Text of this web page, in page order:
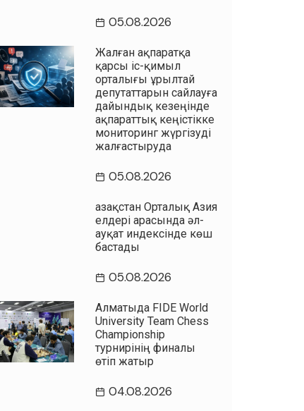
05.08.2026
Жалған ақпаратқа
қарсы іс-қимыл
орталығы Құрылтай
депутаттарын сайлауға
дайындық кезеңінде
ақпараттық кеңістікке
мониторинг жүргізуді
жалғастыруда
05.08.2026
Қазақстан Орталық Азия
елдері арасында әл-
ауқат индексінде көш
бастады
05.08.2026
Алматыда FIDE World
University Team Chess
Championship
турнирінің финалы
өтіп жатыр
04.08.2026